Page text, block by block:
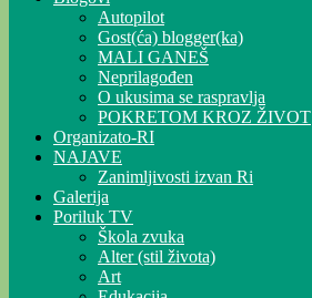
Autopilot
Gost(ća) blogger(ka)
MALI GANEŠ
Neprilagođen
O ukusima se raspravlja
POKRETOM KROZ ŽIVOT
Organizato-RI
NAJAVE
Zanimljivosti izvan Ri
Galerija
Poriluk TV
Škola zvuka
Alter (stil života)
Art